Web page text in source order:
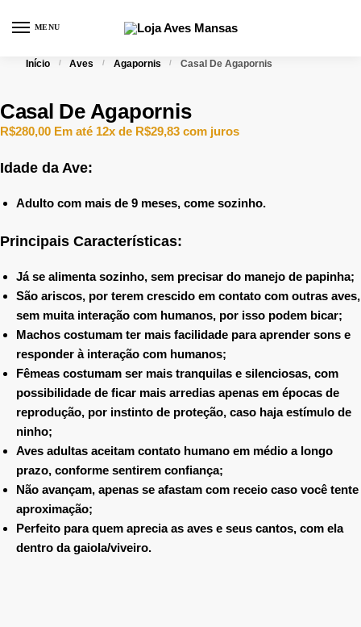
MENU
Início / Aves / Agapornis / Casal De Agapornis
Casal De Agapornis
R$280,00 Em até 12x de R$29,83 com juros
Idade da Ave:
Adulto com mais de 9 meses, come sozinho.
Principais Características:
Já se alimenta sozinho, sem precisar do manejo de papinha;
São ariscos, por terem crescido em contato com outras aves,
sem muita interação com humanos, por isso podem bicar;
Machos costumam ter mais facilidade para aprender sons e
responder à interação com humanos;
Fêmeas costumam ser mais tranquilas e silenciosas, com
possibilidade de ficar mais arredias apenas em épocas de
reprodução, por instinto de proteção, caso haja estímulo de
ninho;
Aves adultas aceitam contato humano em médio a longo
prazo, conforme sentirem confiança;
Não avançam, apenas se afastam com receio caso você tente
aproximação;
Perfeito para quem aprecia as aves e seus cantos, com ela
dentro da gaiola/viveiro.